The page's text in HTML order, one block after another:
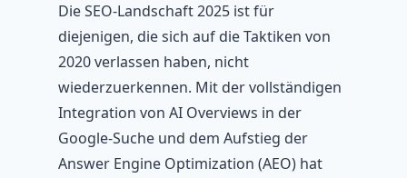
Die SEO-Landschaft 2025 ist für
diejenigen, die sich auf die Taktiken von
2020 verlassen haben, nicht
wiederzuerkennen. Mit der vollständigen
Integration von AI Overviews in der
Google-Suche und dem Aufstieg der
Answer Engine Optimization (AEO) hat